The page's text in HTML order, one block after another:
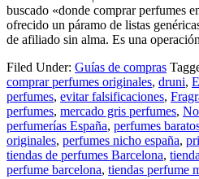
buscado «donde comprar perfumes
ofrecido un páramo de listas
de afiliado sin alma. Es una
Filed Under: Guías de compras
comprar perfumes originales, druni,
perfumes, evitar falsificaciones,
perfumes, mercado gris perfumes,
perfumerías España, perfumes
originales, perfumes nicho españa,
tiendas de perfumes Barcelona,
perfume barcelona, tiendas perfume